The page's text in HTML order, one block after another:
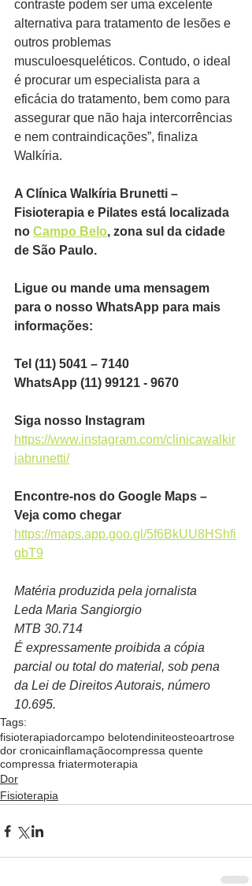
contraste podem ser uma excelente
alternativa para tratamento de lesões e
outros problemas
musculoesqueléticos. Contudo, o ideal
é procurar um especialista para a
eficácia do tratamento, bem como para
assegurar que não haja intercorrências
e nem contraindicações”, finaliza
Walkíria.
A Clínica Walkíria Brunetti –
Fisioterapia e Pilates está localizada
no Campo Belo, zona sul da cidade
de São Paulo.
Ligue ou mande uma mensagem
para o nosso WhatsApp para mais
informações:
Tel (11) 5041 – 7140
WhatsApp (11) 99121 - 9670
Siga nosso Instagram
https://www.instagram.com/clinicawalkir
iabrunetti/
Encontre-nos do Google Maps –
Veja como chegar
https://maps.app.goo.gl/5f6BkUU8HShfi
gbT9
Matéria produzida pela jornalista
Leda Maria Sangiorgio
MTB 30.714
É expressamente proibida a cópia
parcial ou total do material, sob pena
da Lei de Direitos Autorais, número
10.695.
Tags:
fisioterapiadorcampo belotendiniteosteoartrose
dor cronicainflamaçãocompressa quente
compressa friatermoterapia
Dor
Fisioterapia